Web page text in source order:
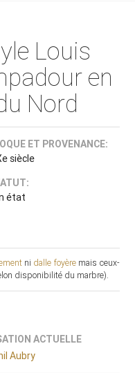
Louis
en
Nord
ET PROVENANCE:
siècle
état
ni dalle foyèremais ceux-
disponibilité du marbre).
ACTUELLE
Aubry